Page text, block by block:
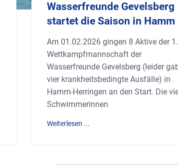
Wasserfreunde Gevelsberg
startet die Saison in Hamm
Am 01.02.2026 gingen 8 Aktive der 1.
Wettkampfmannschaft der
Wasserfreunde Gevelsberg (leider
vier krankheitsbedingte Ausfälle) in
Hamm-Herringen an den Start. Die
Schwimmerinnen
Weiterlesen ...